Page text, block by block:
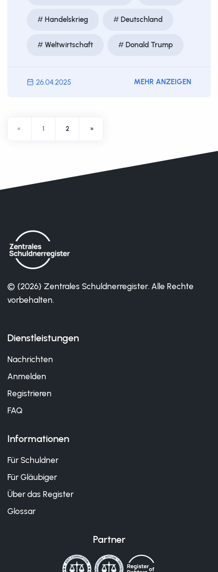
Handelskrieg Deutschland
Weltwirtschaft Donald Trump
26.04.2025 MEHR ANZEIGEN
« 1 2 »
© {2026} Zentrales Schuldnerregister. Alle Rechte
vorbehalten.
Dienstleistungen
Nachrichten
Anmelden
Registrieren
FAQ
Informationen
Für Schuldner
Für Gläubiger
Über das Register
Glossar
Partner